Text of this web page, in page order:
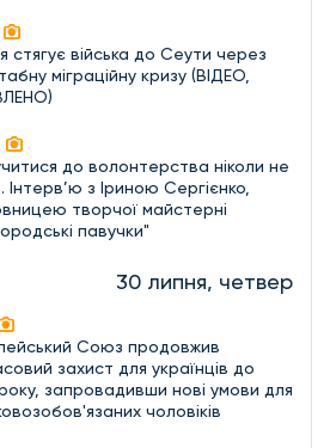
стягує війська до Сеути через
міграційну кризу (ВІДЕО,
до волонтерства ніколи не
Інтерв’ю з Іриною Сергієнко,
творчої майстерні
павучки"
30 липня, четвер
Союз продовжив
захист для українців до
запровадивши нові умови для
чоловіків